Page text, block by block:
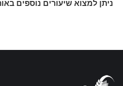
ניתן למצוא שיעורים נוספים